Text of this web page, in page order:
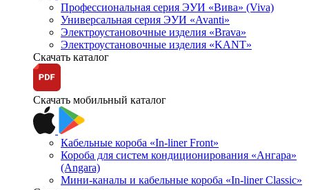
Профессиональная серия ЭУИ «Вива» (Viva)
Универсальная серия ЭУИ «Avanti»
Электроустановочные изделия «Brava»
Электроустановочные изделия «KANT»
Скачать каталог
Скачать мобильный каталог
Кабельные короба «In-liner Front»
Короба для систем кондиционирования «Ангара»
(Angara)
Мини-каналы и кабельные короба «In-liner Classic»